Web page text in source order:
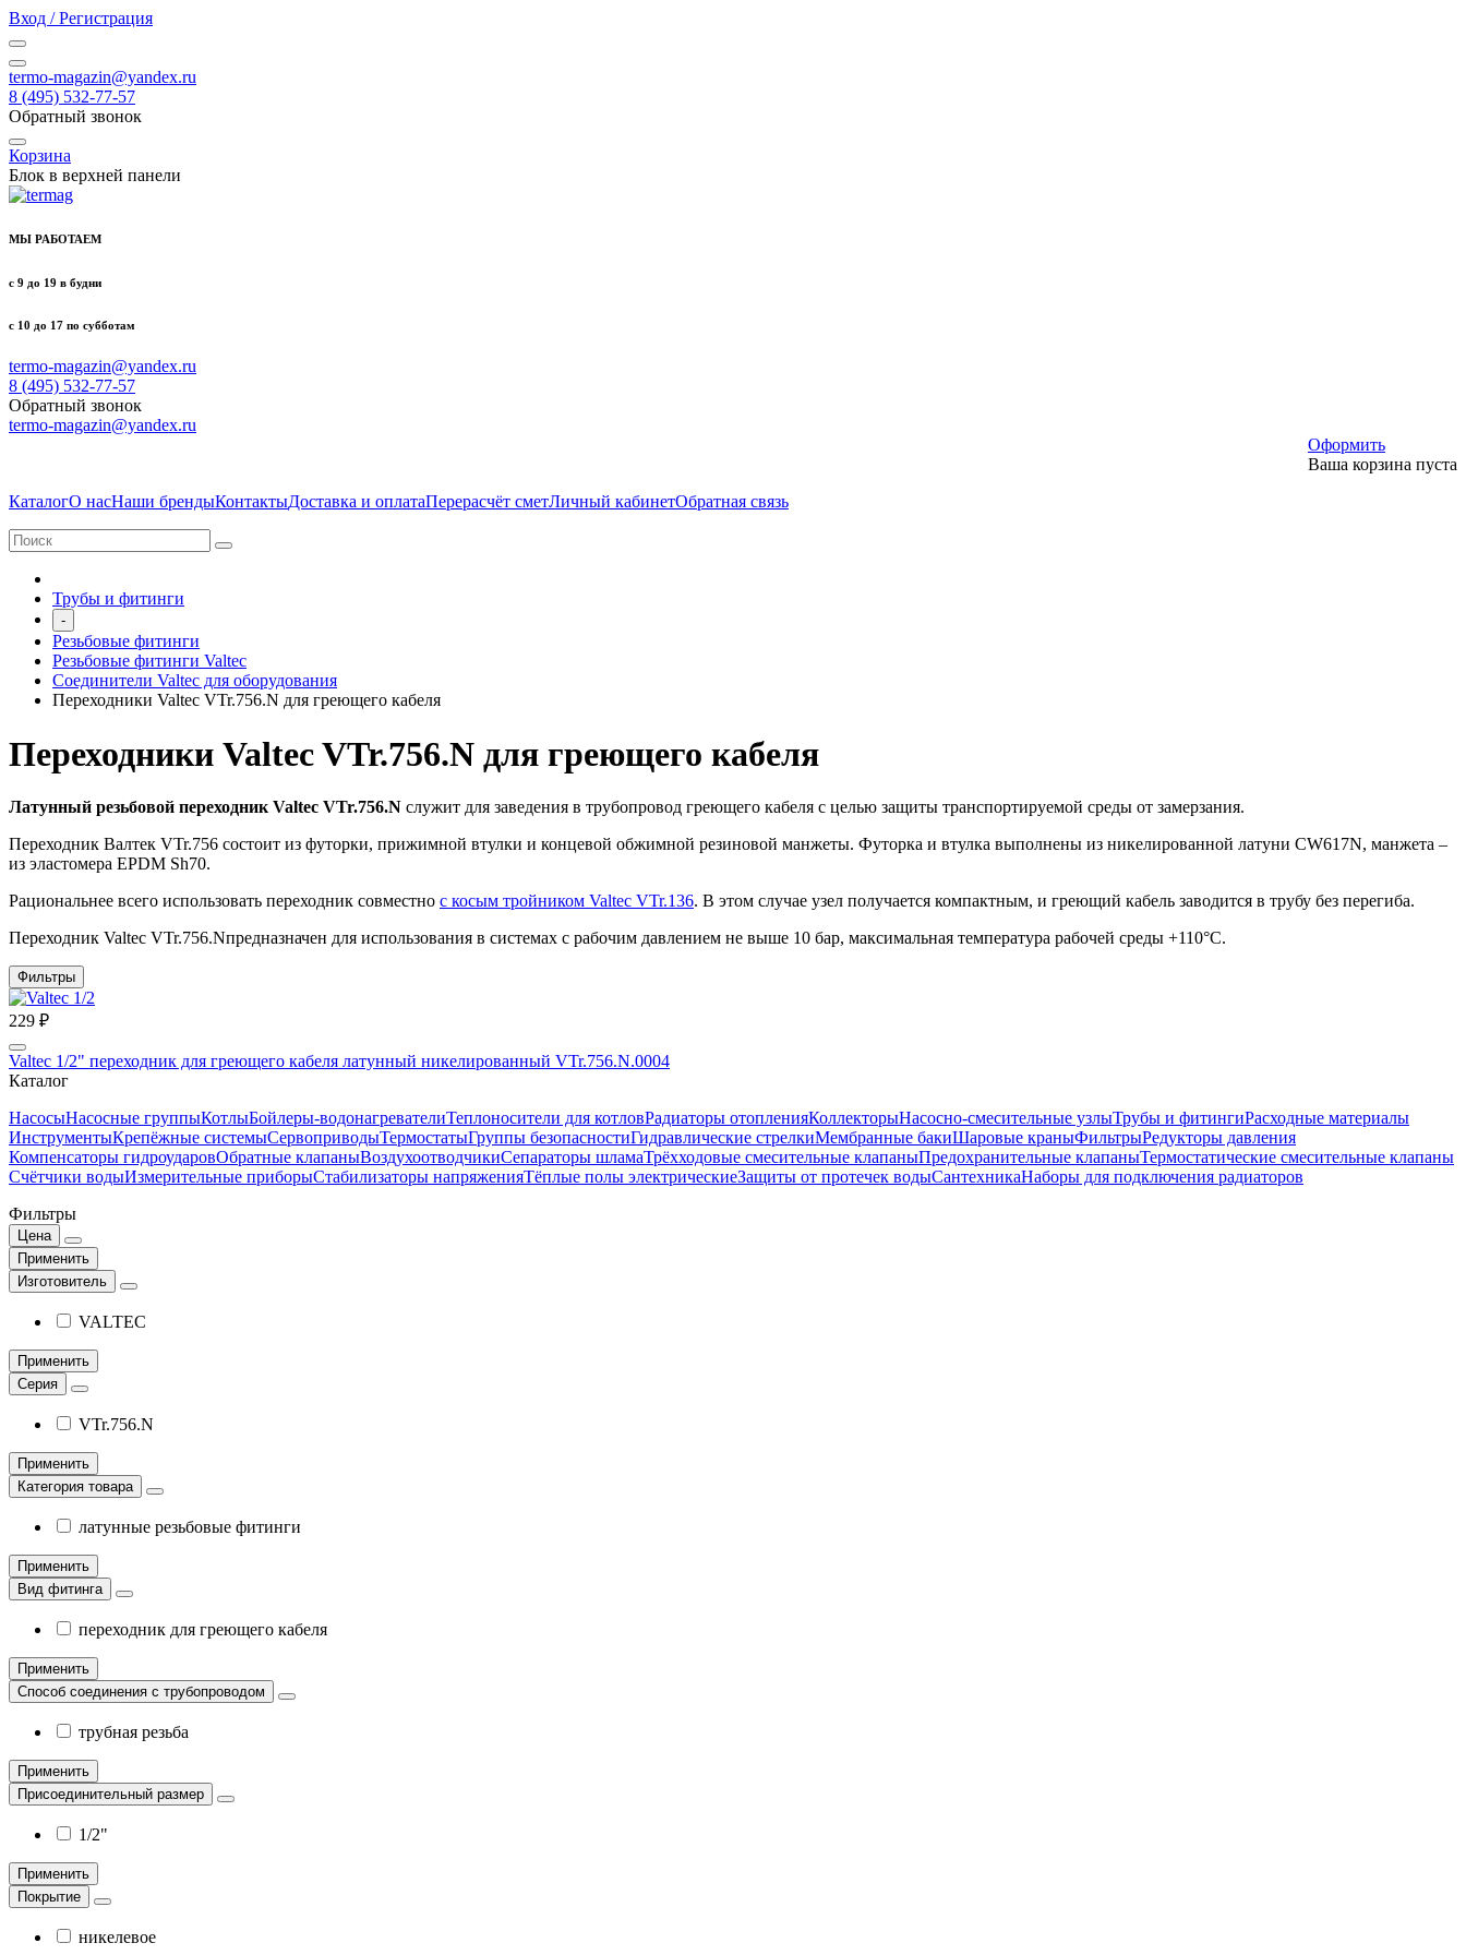
Вход / Регистрация
termo-magazin@yandex.ru
8 (495) 532-77-57
Обратный звонок
Корзина
Блок в верхней панели
МЫ РАБОТАЕМ
с 9 до 19 в будни
с 10 до 17 по субботам
termo-magazin@yandex.ru
8 (495) 532-77-57
Обратный звонок
termo-magazin@yandex.ru
Оформить
Ваша корзина пуста
КаталогО насНаши брендыКонтактыДоставка и оплатаПерерасчёт сметЛичный кабинетОбратная связь
Трубы и фитинги
-
Резьбовые фитинги
Резьбовые фитинги Valtec
Соединители Valtec для оборудования
Переходники Valtec VTr.756.N для греющего кабеля
Переходники Valtec VTr.756.N для греющего кабеля
Латунный резьбовой переходник Valtec VTr.756.N служит для заведения в трубопровод греющего кабеля с целью защиты транспортируемой среды от замерзания.
Переходник Валтек VTr.756 состоит из футорки, прижимной втулки и концевой обжимной резиновой манжеты. Футорка и втулка выполнены из никелированной латуни CW617N, манжета –
из эластомера EPDM Sh70.
Рациональнее всего использовать переходник совместно с косым тройником Valtec VTr.136. В этом случае узел получается компактным, и греющий кабель заводится в трубу без перегиба.
Переходник Valtec VTr.756.Nпредназначен для использования в системах с рабочим давлением не выше 10 бар, максимальная температура рабочей среды +110°C.
Фильтры
229 ₽
Valtec 1/2" переходник для греющего кабеля латунный никелированный VTr.756.N.0004
Каталог
НасосыНасосные группыКотлыБойлеры-водонагревателиТеплоносители для котловРадиаторы отопленияКоллекторыНасосно-смесительные узлыТрубы и фитингиРасходные материалы
ИнструментыКрепёжные системыСервоприводыТермостатыГруппы безопасностиГидравлические стрелкиМембранные бакиШаровые краныФильтрыРедукторы давления
Компенсаторы гидроударовОбратные клапаныВоздухоотводчикиСепараторы шламаТрёхходовые смесительные клапаныПредохранительные клапаныТермостатические смесительные клапаны
Счётчики водыИзмерительные приборыСтабилизаторы напряженияТёплые полы электрическиеЗащиты от протечек водыСантехникаНаборы для подключения радиаторов
Фильтры
Цена
Применить
Изготовитель
VALTEC
Применить
Серия
VTr.756.N
Применить
Категория товара
латунные резьбовые фитинги
Применить
Вид фитинга
переходник для греющего кабеля
Применить
Способ соединения с трубопроводом
трубная резьба
Применить
Присоединительный размер
1/2"
Применить
Покрытие
никелевое